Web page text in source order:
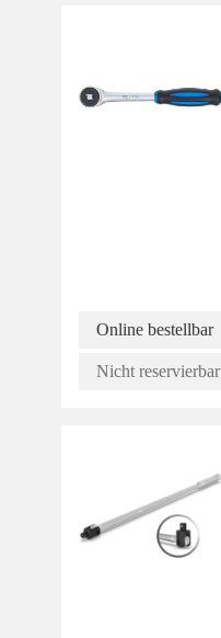
Online bestellbar
Nicht reservierbar